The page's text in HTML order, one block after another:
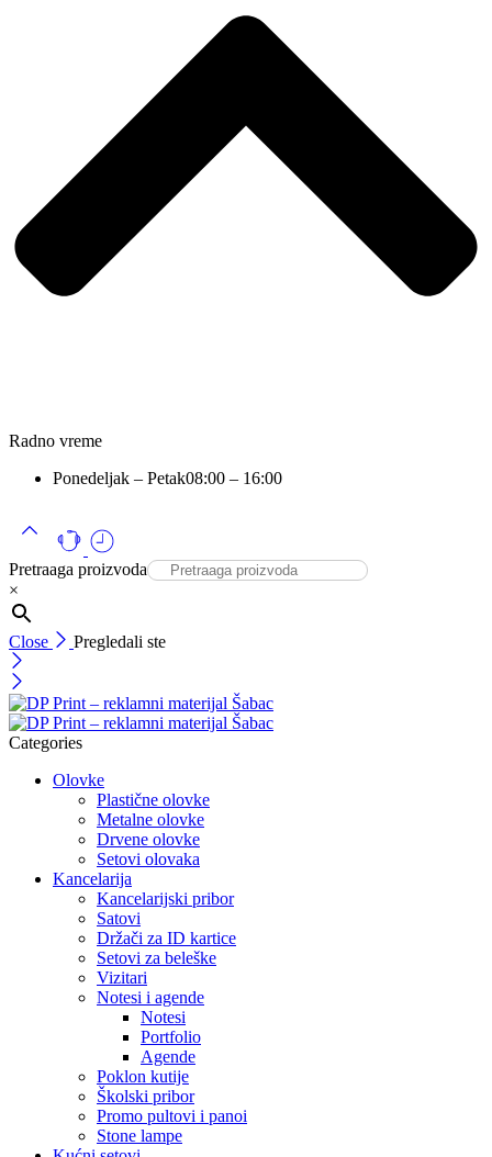
Radno vreme
Ponedeljak – Petak08:00 – 16:00
Pretraaga proizvoda
×
Close Pregledali ste
Categories
Olovke
Plastične olovke
Metalne olovke
Drvene olovke
Setovi olovaka
Kancelarija
Kancelarijski pribor
Satovi
Držači za ID kartice
Setovi za beleške
Vizitari
Notesi i agende
Notesi
Portfolio
Agende
Poklon kutije
Školski pribor
Promo pultovi i panoi
Stone lampe